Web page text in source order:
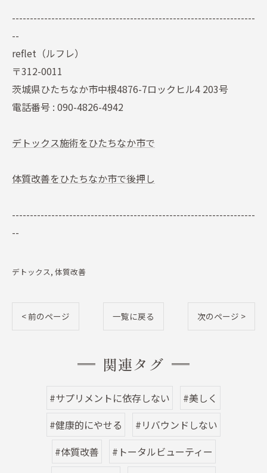
--------------------------------------------------------------------
--
reflet（ルフレ）
〒312-0011
茨城県ひたちなか市中根4876-7ロックヒル4 203号
電話番号 : 090-4826-4942
デトックス施術をひたちなか市で
体質改善をひたちなか市で後押し
--------------------------------------------------------------------
--
デトックス 体質改善
< 前のページ 一覧に戻る 次のページ >
関連タグ
#サプリメントに依存しない
#美しく
#健康的にやせる
#リバウンドしない
#体質改善
#トータルビューティー